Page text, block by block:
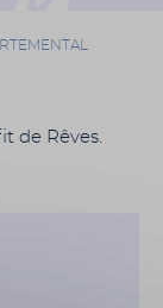
de Rêves.